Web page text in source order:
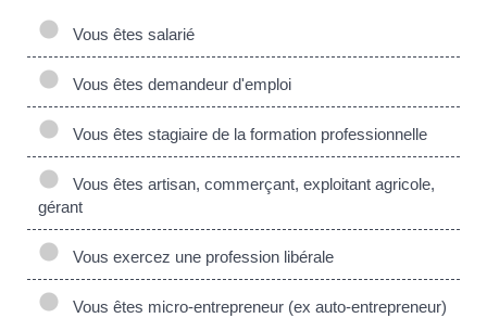
Vous êtes salarié
Vous êtes demandeur d'emploi
Vous êtes stagiaire de la formation professionnelle
Vous êtes artisan, commerçant, exploitant agricole,
gérant
Vous exercez une profession libérale
Vous êtes micro-entrepreneur (ex auto-entrepreneur)